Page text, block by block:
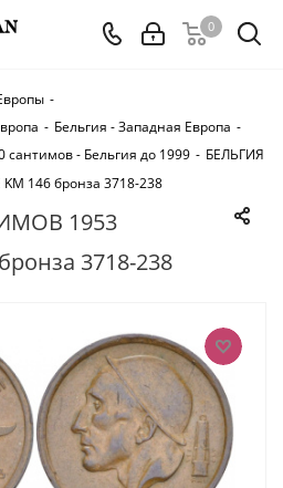
0
-
- Бельгия - Западная Европа -
сантимов - Бельгия до 1999 - БЕЛЬГИЯ
146 бронза 3718-238
1953
3718-238